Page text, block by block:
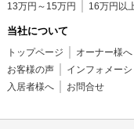
13万円～15万円
16万円以
当社について
トップページ オーナー様へ
お客様の声
インフォメーシ
入居者様へ
お問合せ